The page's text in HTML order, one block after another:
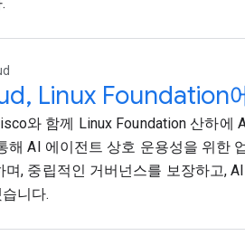
Linux Foundation
와 함께 Linux Foundation 산하에
해 AI 에이전트 상호 운용성을 위한
며, 중립적인 거버넌스를 보장하고,
니다.